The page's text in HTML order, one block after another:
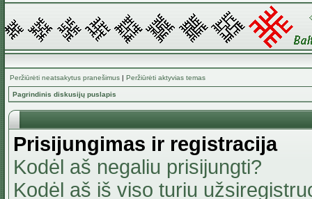
Peržiūrėti neatsakytus pranešimus | Peržiūrėti aktyvias temas
Pagrindinis diskusijų puslapis
Prisijungimas ir registracija
Kodėl aš negaliu prisijungti?
Kodėl aš iš viso turiu